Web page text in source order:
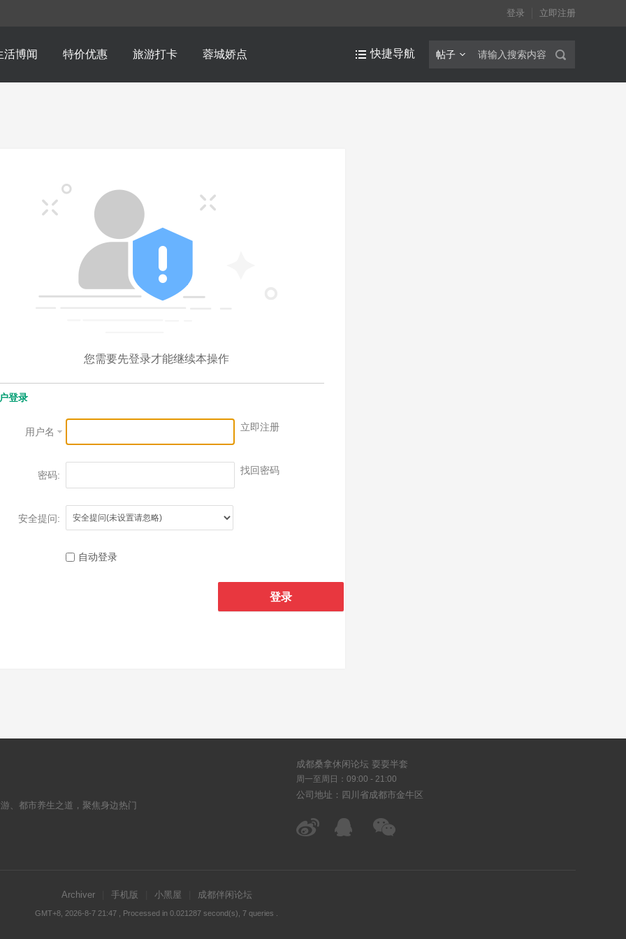
登录 立即注册
活博闻 特价优惠 旅游打卡 蓉城娇点 帖子
快捷导航
您需要先登录才能继续本操作
登录
用户名 立即注册
密码: 找回密码
安全提问:
自动登录
登录
成都桑拿休闲论坛 耍耍半套
周一至周日：09:00 - 21:00
公司地址：四川省成都市金牛区
、都市养生之道，聚焦身边热门
Archiver 手机版 小黑屋 成都伴闲论坛
GMT+8, 2026-8-7 21:47 , Processed in 0.021287 second(s), 7 queries .